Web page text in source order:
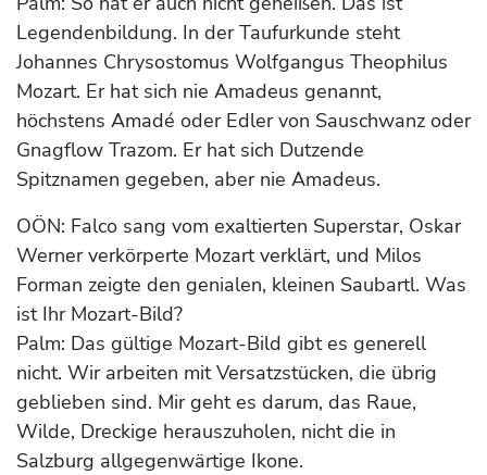
Legendenbildung. In der Taufurkunde steht
Johannes Chrysostomus Wolfgangus Theophilus
Mozart. Er hat sich nie Amadeus genannt,
höchstens Amadé oder Edler von Sauschwanz oder
Gnagflow Trazom. Er hat sich Dutzende
Spitznamen gegeben, aber nie Amadeus.
OÖN: Falco sang vom exaltierten Superstar, Oskar
Werner verkörperte Mozart verklärt, und Milos
Forman zeigte den genialen, kleinen Saubartl. Was
ist Ihr Mozart-Bild?
Palm: Das gültige Mozart-Bild gibt es generell
nicht. Wir arbeiten mit Versatzstücken, die übrig
geblieben sind. Mir geht es darum, das Raue,
Wilde, Dreckige herauszuholen, nicht die in
Salzburg allgegenwärtige Ikone.